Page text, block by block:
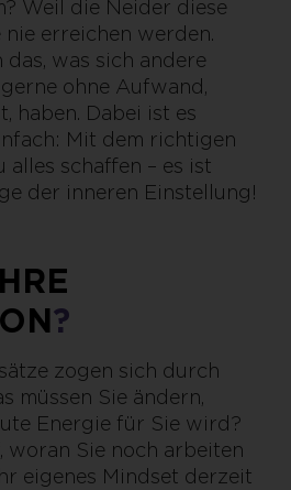
Weil die Neider diese
erreichen werden.
das, was sich andere
ohne Aufwand,
haben. Dabei ist es
Mit dem richtigen
schaffen – es ist
der inneren Einstellung!
?
zogen sich durch
müssen Sie ändern,
Energie für Sie wird?
woran Sie noch arbeiten
eigenes Mindset derzeit